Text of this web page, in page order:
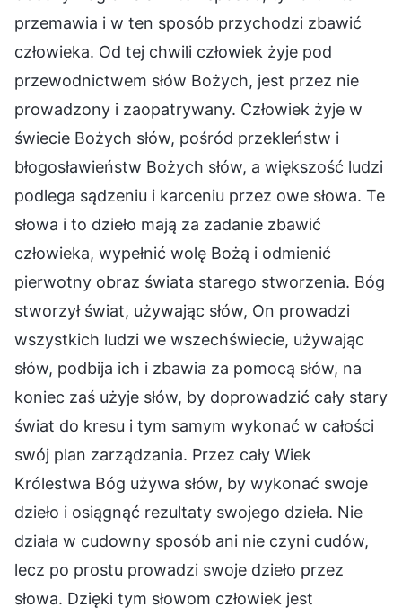
przemawia i w ten sposób przychodzi zbawić
człowieka. Od tej chwili człowiek żyje pod
przewodnictwem słów Bożych, jest przez nie
prowadzony i zaopatrywany. Człowiek żyje w
świecie Bożych słów, pośród przekleństw i
błogosławieństw Bożych słów, a większość ludzi
podlega sądzeniu i karceniu przez owe słowa. Te
słowa i to dzieło mają za zadanie zbawić
człowieka, wypełnić wolę Bożą i odmienić
pierwotny obraz świata starego stworzenia. Bóg
stworzył świat, używając słów, On prowadzi
wszystkich ludzi we wszechświecie, używając
słów, podbija ich i zbawia za pomocą słów, na
koniec zaś użyje słów, by doprowadzić cały stary
świat do kresu i tym samym wykonać w całości
swój plan zarządzania. Przez cały Wiek
Królestwa Bóg używa słów, by wykonać swoje
dzieło i osiągnąć rezultaty swojego dzieła. Nie
działa w cudowny sposób ani nie czyni cudów,
lecz po prostu prowadzi swoje dzieło przez
słowa. Dzięki tym słowom człowiek jest